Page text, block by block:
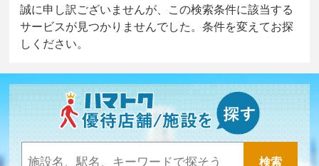
誠に申し訳ございませんが、この検索条件に該当する
サービスが見つかりませんでした。条件を変えてお探
しください。